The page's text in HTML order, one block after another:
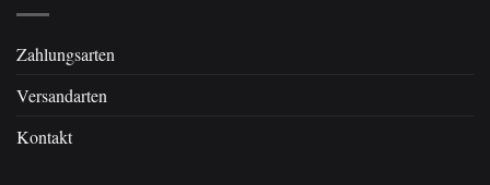
Zahlungsarten
Versandarten
Kontakt